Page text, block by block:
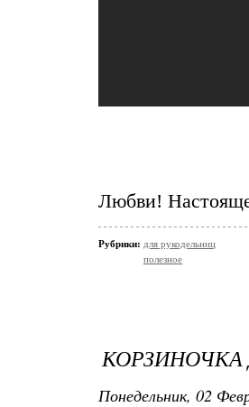
Любви!
Рубрики: для рукодельниц
полезное
Понедельник, 02